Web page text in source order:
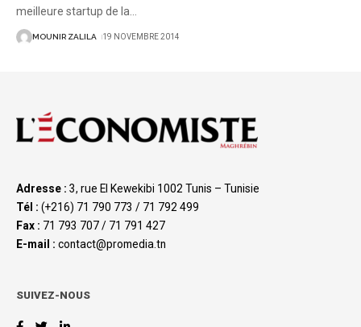
meilleure startup de la
MOUNIR ZALILA 19 NOVEMBRE 2014
Adresse : 3, rue El Kewekibi 1002 Tunis – Tunisie
Tél : (+216) 71 790 773 / 71 792 499
Fax : 71 793 707 / 71 791 427
E-mail : contact@promedia.tn
SUIVEZ-NOUS